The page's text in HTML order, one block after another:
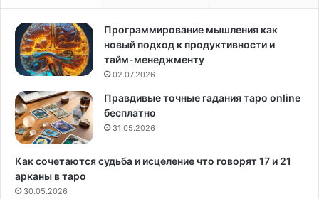
н
С
Программирование мышления как
новый подход к продуктивности и
тайм-менеджменту
02.07.2026
Правдивые точные гадания таро online
бесплатно
31.05.2026
Как сочетаются судьба и исцеление что говорят 17 и 21
арканы в таро
30.05.2026